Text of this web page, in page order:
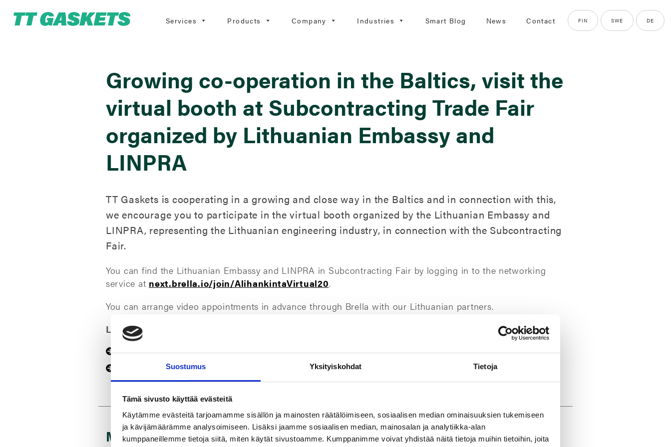
Suostumus Yksityiskohdat Tietoja
Tämä sivusto käyttää evästeitä
Käytämme evästeitä tarjoamamme sisällön ja mainosten räätälöimiseen, sosiaalisen median ominaisuuksien tukemiseen
ja kävijämäärämme analysoimiseen. Lisäksi jaamme sosiaalisen median, mainosalan ja analytiikka-alan
kumppaneillemme tietoja siitä, miten käytät sivustoamme. Kumppanimme voivat yhdistää näitä tietoja muihin tietoihin, joita
Services Products Company Industries Smart Blog News Contact FIN SWE DE
Growing co-operation in the Baltics, visit the
virtual booth at Subcontracting Trade Fair
organized by Lithuanian Embassy and
LINPRA
TT Gaskets is cooperating in a growing and close way in the Baltics and in connection with this,
we encourage you to participate in the virtual booth organized by the Lithuanian Embassy and
LINPRA, representing the Lithuanian engineering industry, in connection with the Subcontracting
Fair.
You can find the Lithuanian Embassy and LINPRA in Subcontracting Fair by logging in to the networking
service at next.brella.io/join/AlihankintaVirtual20.
You can arrange video appointments in advance through Brella with our Lithuanian partners.
Learn more about the virtual Subcontracting Trade Fair, held next week, 8-10th 2020:
www.alihankinta.fi
Read about our themes on the trade fair and set up a meeting with us
More posts you might be interested in